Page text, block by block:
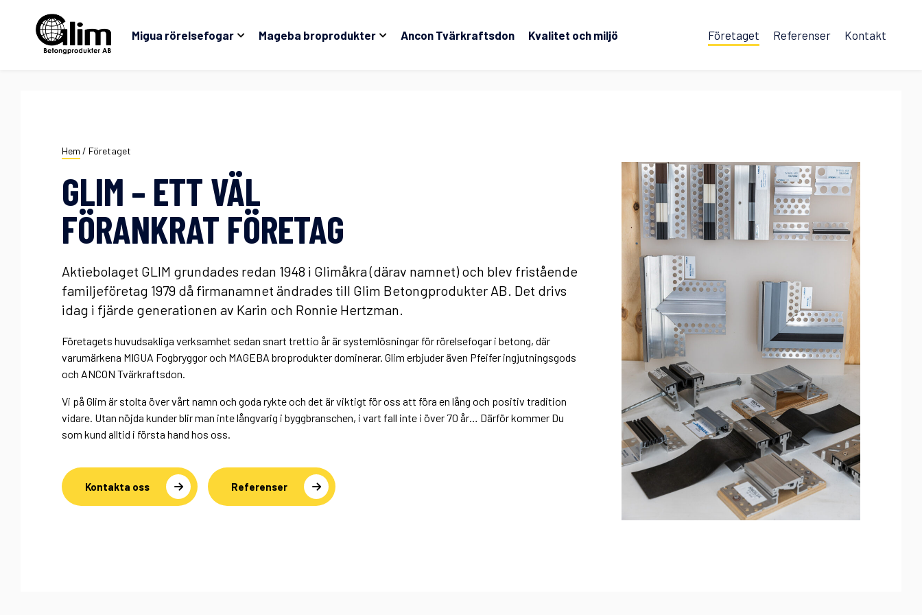
Migua rörelsefogar Mageba broprodukter Ancon Tvärkraftsdon Kvalitet och miljö Företaget Referenser Kontakt
Hem / Företaget
GLIM – ETT VÄL
FÖRANKRAT FÖRETAG
Aktiebolaget GLIM grundades redan 1948 i Glimåkra (därav namnet) och blev fristående
familjeföretag 1979 då firmanamnet ändrades till Glim Betongprodukter AB. Det drivs
idag i fjärde generationen av Karin och Ronnie Hertzman.
Företagets huvudsakliga verksamhet sedan snart trettio år är systemlösningar för rörelsefogar i betong, där
varumärkena MIGUA Fogbryggor och MAGEBA broprodukter dominerar. Glim erbjuder även Pfeifer ingjutningsgods
och ANCON Tvärkraftsdon.
Vi på Glim är stolta över vårt namn och goda rykte och det är viktigt för oss att föra en lång och positiv tradition
vidare. Utan nöjda kunder blir man inte långvarig i byggbranschen, i vart fall inte i över 70 år… Därför kommer Du
som kund alltid i första hand hos oss.
Kontakta oss Referenser